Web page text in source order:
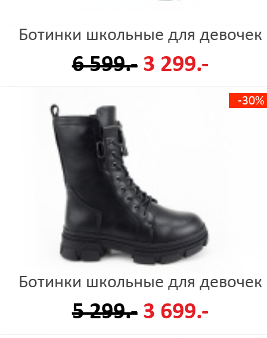
Ботинки школьные для девочек
6 599.- 3 299.-
-30%
Ботинки школьные для девочек
5 299.- 3 699.-